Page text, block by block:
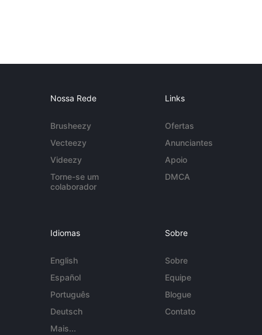
Nossa Rede
Brusheezy
Vecteezy
Videezy
Torne-se um
colaborador
Links
Ofertas
Anunciantes
Apoio
DMCA
Idiomas
English
Español
Português
Deutsch
Mais...
Sobre
Sobre
Equipe
Blogue
Contato